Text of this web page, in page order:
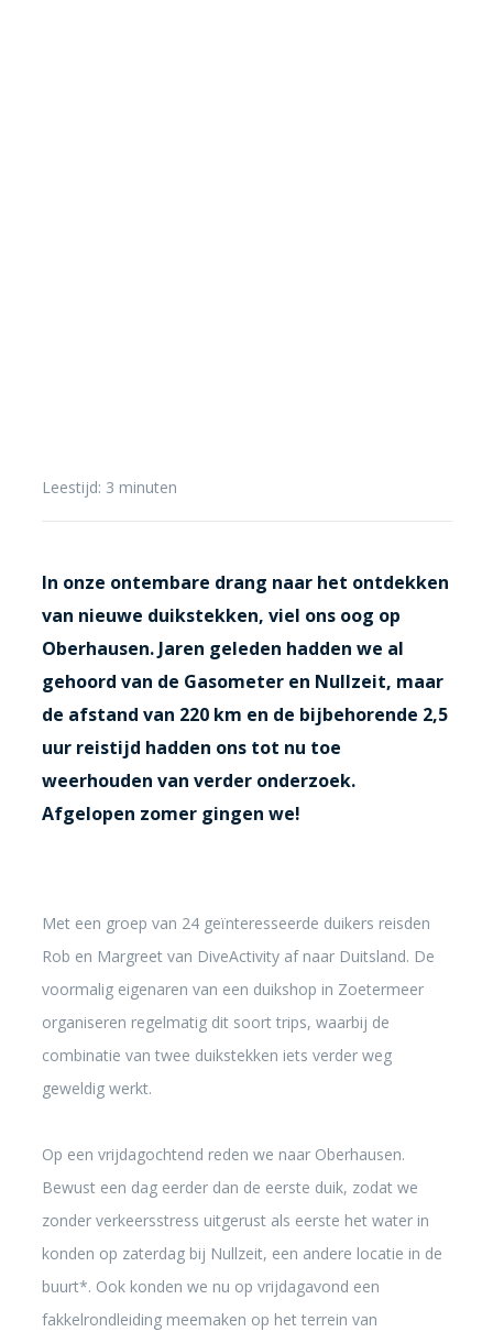
Leestijd: 3 minuten
In onze ontembare drang naar het ontdekken
van nieuwe duikstekken, viel ons oog op
Oberhausen. Jaren geleden hadden we al
gehoord van de Gasometer en Nullzeit, maar
de afstand van 220 km en de bijbehorende 2,5
uur reistijd hadden ons tot nu toe
weerhouden van verder onderzoek.
Afgelopen zomer gingen we!
Met een groep van 24 geïnteresseerde duikers reisden
Rob en Margreet van DiveActivity af naar Duitsland. De
voormalig eigenaren van een duikshop in Zoetermeer
organiseren regelmatig dit soort trips, waarbij de
combinatie van twee duikstekken iets verder weg
geweldig werkt.
Op een vrijdagochtend reden we naar Oberhausen.
Bewust een dag eerder dan de eerste duik, zodat we
zonder verkeersstress uitgerust als eerste het water in
konden op zaterdag bij Nullzeit, een andere locatie in de
buurt*. Ook konden we nu op vrijdagavond een
fakkelrondleiding meemaken op het terrein van